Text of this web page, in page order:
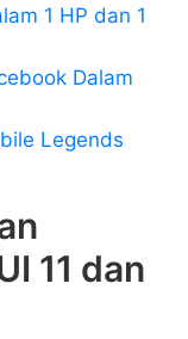
1 HP dan 1
Dalam
Legends
11 dan